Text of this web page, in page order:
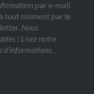
par e-mail
tout moment par le
Nous
! Lisez notre
d’informations.